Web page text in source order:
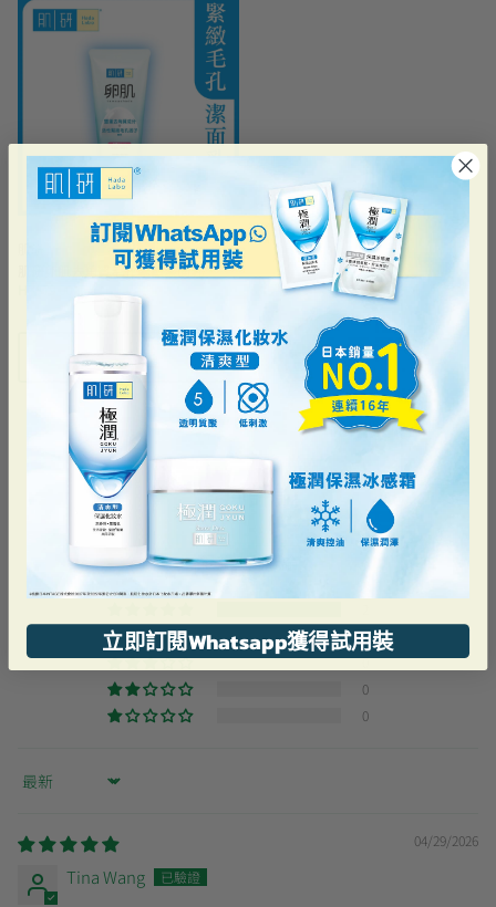
肌研卵肌去角質毛孔緊緻潔面乳
售罄
客戶評論
5.00 滿分 5 分
根據 2 則評論
0
0
0
0
Sort by
04/29/2026
Tina Wang
立即訂閱Whatsapp獲得試用裝